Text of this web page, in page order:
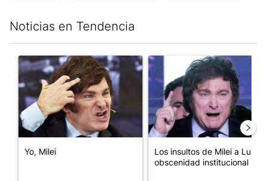
Noticias en Tendencia
Un artículo de tendencia con el título "Yo, Milei" con 3
Yo, Milei
Un artículo de tendencia con
Los insultos de Milei a Lula:
obscenidad institucional